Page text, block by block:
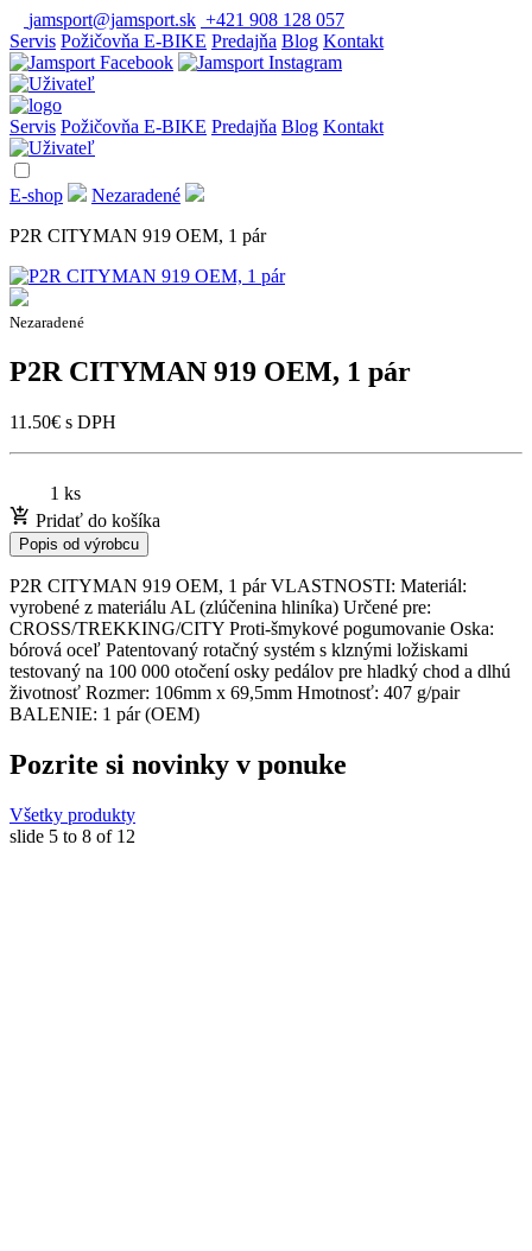
jamsport@jamsport.sk +421 908 128 057
Servis Požičovňa E-BIKE Predajňa Blog Kontakt
Servis Požičovňa E-BIKE Predajňa Blog Kontakt
E-shop
Nezaradené
P2R CITYMAN 919 OEM, 1 pár
Nezaradené
P2R CITYMAN 919 OEM, 1 pár
11.50€ s DPH
1 ks
Pridať do košíka
Popis od výrobcu
P2R CITYMAN 919 OEM, 1 pár VLASTNOSTI: Materiál:
vyrobené z materiálu AL (zlúčenina hliníka) Určené pre:
CROSS/TREKKING/CITY Proti-šmykové pogumovanie Oska:
bórová oceľ Patentovaný rotačný systém s klznými ložiskami
testovaný na 100 000 otočení osky pedálov pre hladký chod a dlhú
životnosť Rozmer: 106mm x 69,5mm Hmotnosť: 407 g/pair
BALENIE: 1 pár (OEM)
Pozrite si novinky v ponuke
Všetky produkty
slide 5 to 8 of 12